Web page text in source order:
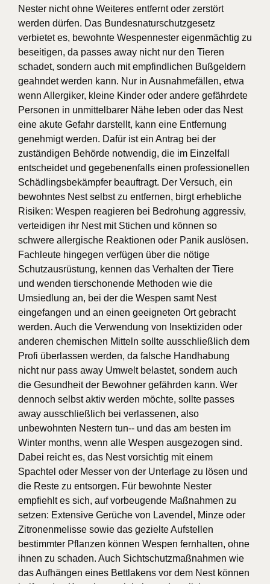
Nester nicht ohne Weiteres entfernt oder zerstört
werden dürfen. Das Bundesnaturschutzgesetz
verbietet es, bewohnte Wespennester eigenmächtig zu
beseitigen, da passes away nicht nur den Tieren
schadet, sondern auch mit empfindlichen Bußgeldern
geahndet werden kann. Nur in Ausnahmefällen, etwa
wenn Allergiker, kleine Kinder oder andere gefährdete
Personen in unmittelbarer Nähe leben oder das Nest
eine akute Gefahr darstellt, kann eine Entfernung
genehmigt werden. Dafür ist ein Antrag bei der
zuständigen Behörde notwendig, die im Einzelfall
entscheidet und gegebenenfalls einen professionellen
Schädlingsbekämpfer beauftragt. Der Versuch, ein
bewohntes Nest selbst zu entfernen, birgt erhebliche
Risiken: Wespen reagieren bei Bedrohung aggressiv,
verteidigen ihr Nest mit Stichen und können so
schwere allergische Reaktionen oder Panik auslösen.
Fachleute hingegen verfügen über die nötige
Schutzausrüstung, kennen das Verhalten der Tiere
und wenden tierschonende Methoden wie die
Umsiedlung an, bei der die Wespen samt Nest
eingefangen und an einen geeigneten Ort gebracht
werden. Auch die Verwendung von Insektiziden oder
anderen chemischen Mitteln sollte ausschließlich dem
Profi überlassen werden, da falsche Handhabung
nicht nur pass away Umwelt belastet, sondern auch
die Gesundheit der Bewohner gefährden kann. Wer
dennoch selbst aktiv werden möchte, sollte passes
away ausschließlich bei verlassenen, also
unbewohnten Nestern tun-- und das am besten im
Winter months, wenn alle Wespen ausgezogen sind.
Dabei reicht es, das Nest vorsichtig mit einem
Spachtel oder Messer von der Unterlage zu lösen und
die Reste zu entsorgen. Für bewohnte Nester
empfiehlt es sich, auf vorbeugende Maßnahmen zu
setzen: Extensive Gerüche von Lavendel, Minze oder
Zitronenmelisse sowie das gezielte Aufstellen
bestimmter Pflanzen können Wespen fernhalten, ohne
ihnen zu schaden. Auch Sichtschutzmaßnahmen wie
das Aufhängen eines Bettlakens vor dem Nest können